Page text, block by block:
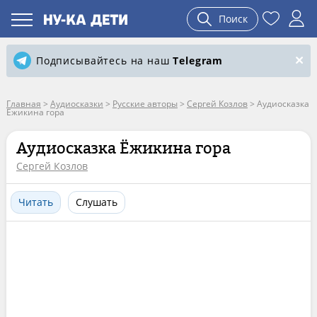
Поиск
Подписывайтесь на нашTelegram
Главная > Аудиосказки > Русские авторы > Сергей Козлов> Аудиосказка
Ёжикина гора
Аудиосказка Ёжикина гора
Сергей Козлов
Читать Слушать